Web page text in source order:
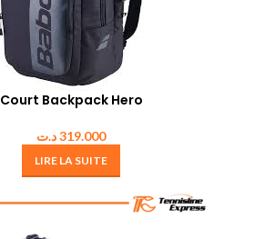
Court Backpack Hero
319.000د.ت
LIRE LA SUITE